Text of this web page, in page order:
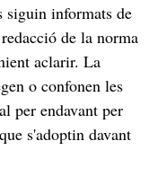
siguin informats de
de la norma
aclarir. La
o confonen les
per endavant per
s'adoptin davant